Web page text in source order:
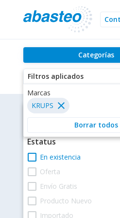
Categorías
Filtros aplicados
Marcas
close
KRUPS
Borrar todos
Filtros
Estatus
check_box_outline_blank En existencia
check_box_outline_blank Oferta
check_box_outline_blank Envío Gratis
check_box_outline_blank Producto Nuevo
check_box_outline_blank Importado